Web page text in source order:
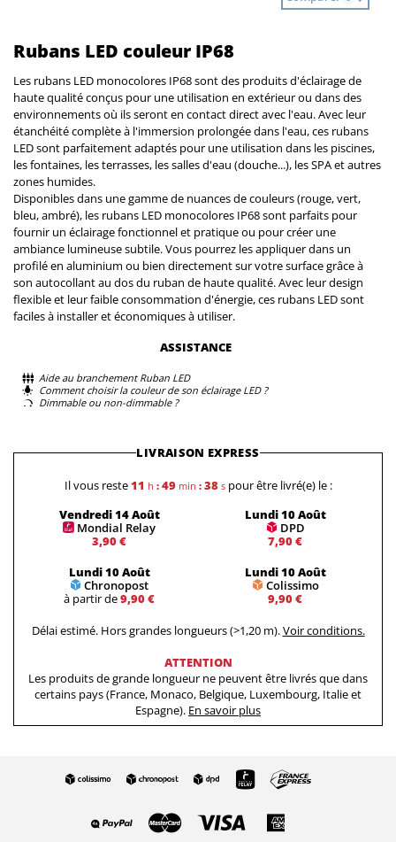
Rubans LED couleur IP68
Les rubans LED monocolores IP68 sont des produits d'éclairage de
haute qualité conçus pour une utilisation en extérieur ou dans des
environnements où ils seront en contact direct avec l'eau. Avec leur
étanchéité complète à l'immersion prolongée dans l'eau, ces rubans
LED sont parfaitement adaptés pour une utilisation dans les piscines,
les fontaines, les terrasses, les salles d'eau (douche...), les SPA et autres
zones humides.
Disponibles dans une gamme de nuances de couleurs (rouge, vert,
bleu, ambré), les rubans LED monocolores IP68 sont parfaits pour
fournir un éclairage fonctionnel et pratique ou pour créer une
ambiance lumineuse subtile. Vous pourrez les appliquer dans un
profilé en aluminium ou bien directement sur votre surface grâce à
son autocollant au dos du ruban de haute qualité. Avec leur design
flexible et leur faible consommation d'énergie, ces rubans LED sont
faciles à installer et économiques à utiliser.
ASSISTANCE
Aide au branchement Ruban LED
Comment choisir la couleur de son éclairage LED ?
Dimmable ou non-dimmable ?
LIVRAISON EXPRESS
Il vous reste11 h : 49min : 38s pour être livré(e) le :
Vendredi 14 Août
Mondial Relay
3,90 €
Lundi 10 Août
DPD
7,90 €
Lundi 10 Août
Chronopost
à partir de9,90 €
Lundi 10 Août
Colissimo
9,90 €
Délai estimé. Hors grandes longueurs (>1,20 m).Voir conditions.
ATTENTION
Les produits de grande longueur ne peuvent être livrés que dans
certains pays (France, Monaco, Belgique, Luxembourg, Italie et
Espagne). En savoir plus